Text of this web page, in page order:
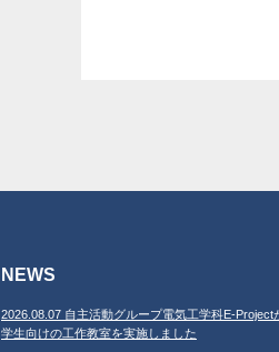
NEWS
2026.08.07 自主活動グループ電気工学科E-Project
学生向けの工作教室を実施しました